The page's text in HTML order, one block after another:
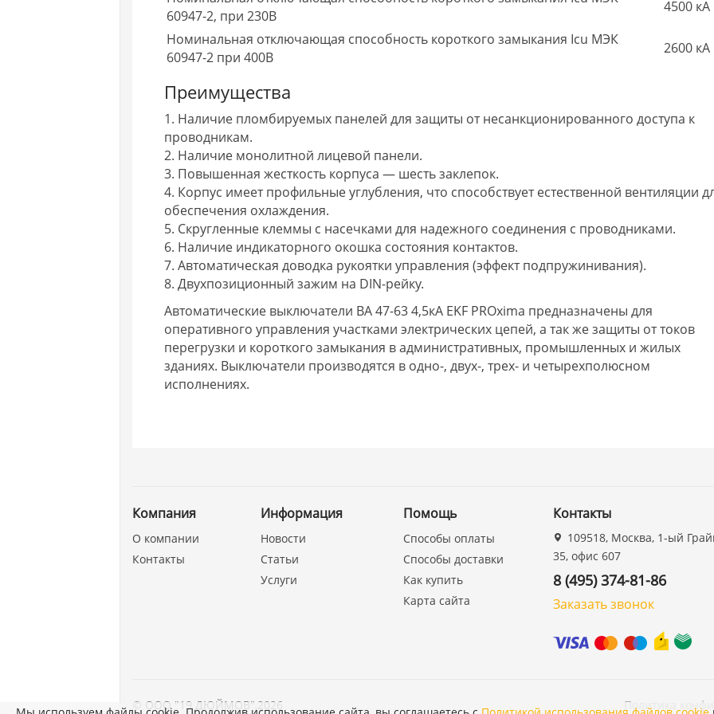
60947-2, при 230В
4500 кА
Номинальная отключающая способность короткого замыкания Icu МЭК
60947-2 при 400В
2600 кА
Преимущества
1. Наличие пломбируемых панелей для защиты от несанкционированного доступа к
проводникам.
2. Наличие монолитной лицевой панели.
3. Повышенная жесткость корпуса — шесть заклепок.
4. Корпус имеет профильные углубления, что способствует естественной вентиляции
обеспечения охлаждения.
5. Cкругленные клеммы с насечками для надежного соединения с проводниками.
6. Наличие индикаторного окошка состояния контактов.
7. Автоматическая доводка рукоятки управления (эффект подпружинивания).
8. Двухпозиционный зажим на DIN-рейку.
Автоматические выключатели ВА 47-63 4,5кА EKF PROxima предназначены для
оперативного управления участками электрических цепей, а так же защиты от токов
перегрузки и короткого замыкания в административных, промышленных и жилых
зданиях. Выключатели производятся в одно-, двух-, трех- и четырехполюсном
исполнениях.
Компания
О компании
Контакты
Информация
Новости
Статьи
Услуги
Помощь
Способы оплаты
Способы доставки
Как купить
Карта сайта
Контакты
109518, Москва, 1-ый
35, офис 607
8 (495) 374-81-86
Заказать звонок
© ООО "19 ДЮЙМОВ" 2026 Политика